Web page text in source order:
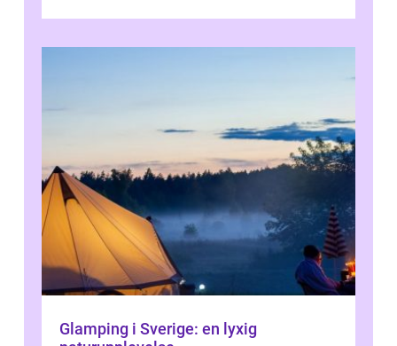
Glamping i Sverige: en lyxig